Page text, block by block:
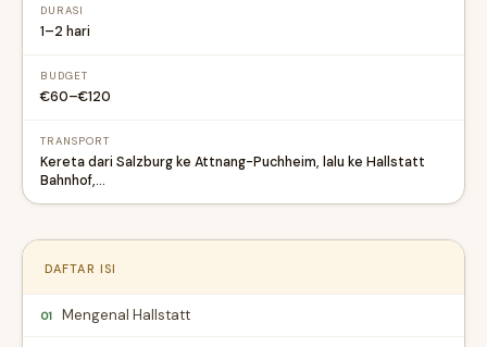
DURASI
1–2 hari
BUDGET
€60–€120
TRANSPORT
Kereta dari Salzburg ke Attnang-Puchheim, lalu ke Hallstatt
Bahnhof,…
DAFTAR ISI
01 Mengenal Hallstatt